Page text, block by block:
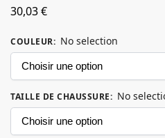
30,03€
COULEUR: No selection
TAILLE DE CHAUSSURE: No